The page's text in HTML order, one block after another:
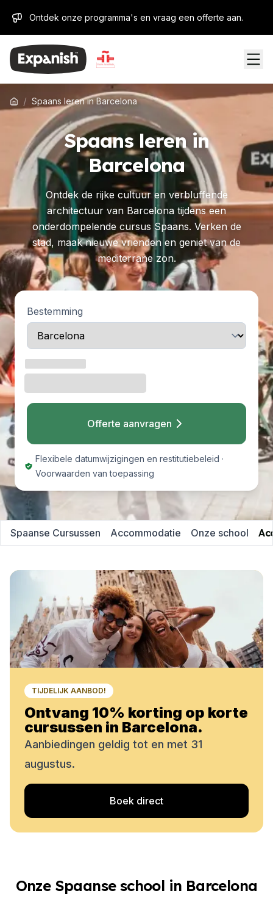
Ontdek onze programma's en vraag een offerte aan.
/ Spaans leren in Barcelona
Spaans leren in
Barcelona
Ontdek de rijke cultuur en verbluffende
architectuur van Barcelona tijdens een
onderdompelende cursus Spaans. Verken de
stad, maak nieuwe vrienden en geniet van de
mediterrane zon.
Bestemming
Offerte aanvragen
Flexibele datumwijzigingen en restitutiebeleid ·
Voorwaarden van toepassing
Spaanse Cursussen Accommodatie Onze school
TIJDELIJK AANBOD!
Ontvang 10% korting op korte
cursussen in Barcelona.
Aanbiedingen geldig tot en met 31
augustus.
Boek direct
Onze Spaanse school in Barcelona